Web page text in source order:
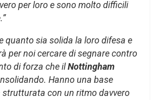
per loro e sono molto difficili
quanto sia solida la loro difesa e
per noi cercare di segnare contro
di forza che ilNottingham
Hanno una base
strutturata con un ritmo davvero